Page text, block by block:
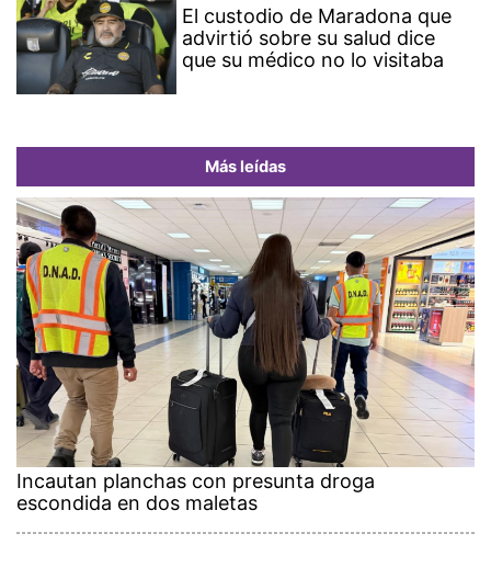
El custodio de Maradona que
advirtió sobre su salud dice
que su médico no lo visitaba
Más leídas
Incautan planchas con presunta droga
escondida en dos maletas